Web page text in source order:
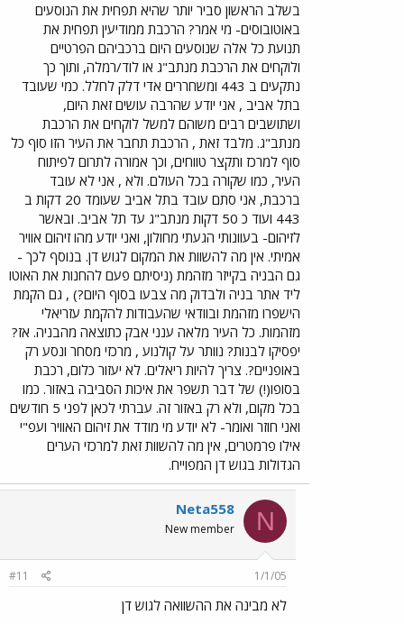
בשלב הראשון סביר יותר שהיא תפחית את הנוסעים
באוטובוסים- מי אמר? הרכבת ממודיעין תפחית את
תנועת כל אלה שנוסעים היום ברכביהם הפרטיים
ולוקחים את הרכבת מנתב"ג או לוד/רמלה, ותוך כך
נתקעים ב 443 ומשחררים אדי דלק לחלל. כמי שעובד
בתל אביב , אני יודע שהרבה עושים זאת היום,
ושתושבים רבים משוהם למשל לוקחים את הרכבת
מנתב"ג. מלבד זאת , הרכבת תחבר את העיר הזו סוף כל
סוף למרכז ותקצר טווחים, וכך אמורה לתרום לפיתוח
העיר, כמו שקורה בכל העולם. ולא , אני לא עובד
ברכבת, אני סתם עובד בתל אביב שעומד 20 דקות ב
443 ועוד כ 50 דקות מנתב"ג עד תל אביב. ובאשר
לזיהום- בעוונותי הגעתי מחולון, ואני יודע מהו זיהום אוויר
אמיתי. אין מה להשוות את המקום לגוש דן. בנוסף לכך -
גם הבניה בקייזר מזהמת (ניסיתם פעם להחנות את האוטו
ליד אתר בניה ולבדוק מה צבעו בסוף היום?) , גם הקמת
הישפרו מזהמת ובוודאי שהעבודות להקמת עזריאלי
מזהמות. כל העיר מלאה ענני אבק כתוצאה מהבניה. אז?
יפסיקו לבנות? נוותר על קולנוע , מרכזי מסחר ונסע רק
באופניים?. צריך להיות ריאלים. לא יעזור כלום, רכבת
בסופו(!) של דבר תשפר את איכות הסביבה באזור. כמו
בכל מקום, ולא רק באזור זה. עברתי לכאן לפני 5 חודשים
ואני חוזר ואומר- לא יודע מי מודד את זיהום האוויר ועפ"י
אילו פרמטרים, אין מה להשוות זאת למרכזי הערים
הגדולות בגוש דן המפוייח.
N
Neta558
New member
1/1/05
#11
לא מבינה את ההשוואה לגוש דן